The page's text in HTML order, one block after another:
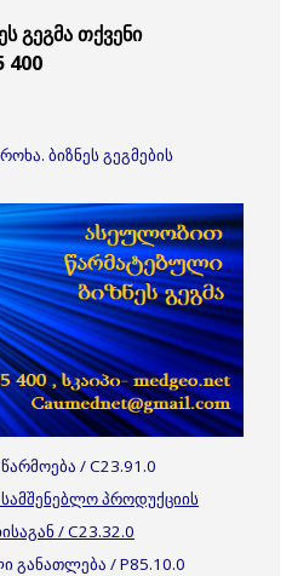
გეგმა თქვენი
400
ბიზნეს გეგმების
/ C23.91.0
პროდუქციის
/ C23.32.0
/ P85.10.0